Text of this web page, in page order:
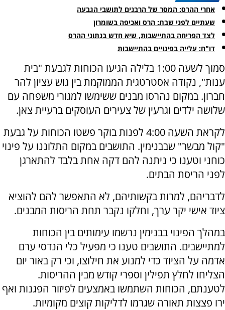
אחרי ההרס: המסר של הרבנים לתושבי הגבעה
שעתיים לפני שבת: הרס ואכיפה בשומרון
לצד הפריחה בהתיישבות, שיא חדש בנתוני ההרס
דו"ח: עלייה בפינויים בהתיישבות
סמוך לשעה 1:00 בלילה הגיעו הכוחות לגבעת "בית
ענות", נקודה אסטרטגית הממוקמת בין גוש עציון להר
חברון. במקום נהרסו מבנים ששימשו למגורי משפחה עם
שלושה ילדים וגרעין של צעירים העוסקים ברעיית צאן.
לקראת השעה 4:00 לפנות בוקר פשטו הכוחות על גבעת
"קול מבשר" שבבנימין. התושבים במקום התלוננו על פינוי
כוחני וטענו כי ניתנה להם דקה אחת בלבד להתארגן
לפני הריסת הבתים.
לדבריהם, למרות בקשותיהם, לא התאפשר להם להוציא
ציוד אישי יקר ערך, וחלקו נקבר תחת הריסות המבנים.
במהלך הפינוי בבנימין נרשמו עימותים בין הכוחות
למתיישבים. התושבים טענו כי מפעיל כלי הנדסי ערם
אדמה על הציוד כדי למנוע את חילוצו, וכי רק באור יום
הצליחו לחלץ תפילין וספרי קודש מבין ההריסות.
לטענתם, הכוחות השתמשו באמצעים לפיזור הפגנות ואף
ירו פצצות תאורה שגרמו לדליקות קוצים מקומיות.